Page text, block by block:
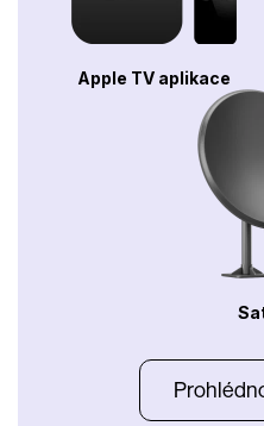
Apple TV aplikace